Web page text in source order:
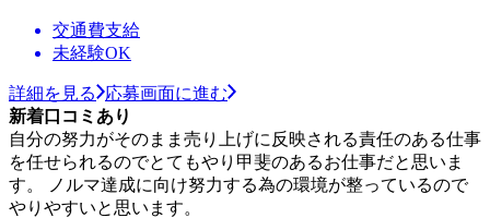
交通費支給
未経験OK
詳細を見る
応募画面に進む
新着口コミあり
自分の努力がそのまま売り上げに反映される責任のある仕事
を任せられるのでとてもやり甲斐のあるお仕事だと思いま
す。 ノルマ達成に向け努力する為の環境が整っているので
やりやすいと思います。